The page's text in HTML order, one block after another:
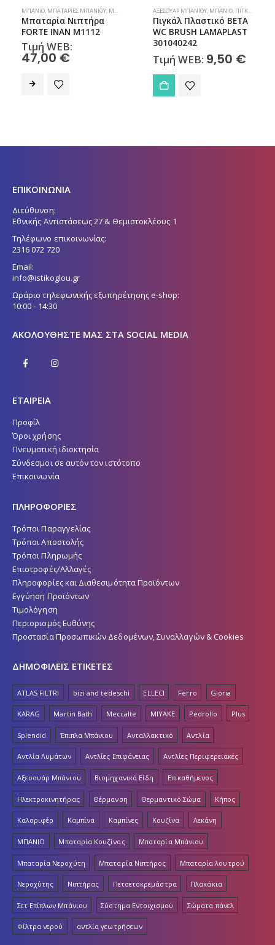
ΜΠΆΝΙΟ, ΜΠΑΤΑΡΊΕΣ ΜΠΆΝΙΟΥ, ΜΠΑΤΑΡΊΕΣ ΝΙΠΤΉΡΑ
Μπαταρία Νιπτήρα
FORTE INAN M1112
Τιμή WEB:
47,00 €
ΑΞΕΣΟΥΆΡ ΜΠΆΝΙΟΥ, ΜΠΆΝΙΟ, ΠΙΓΚΆΛ
Πιγκάλ Πλαστικό BETA
WC BRUSH LAMAPLAST
301040242
Τιμή WEB: 9,50 €
ΕΠΙΚΟΙΝΩΝΙΑ
Διεύθυνση:
Εθνικής Αντιστάσεως 27 & Θεμιστοκλέους 1
Τηλέφωνο επικοινωνίας:
2316 072 720
Email:
info@istikoglou.gr
Ωράριο τηλεφωνικής εξυπηρέτησης e-shop:
10:00 - 14:30
ΑΚΟΛΟΥΘΉΣΤΕ ΜΑΣ ΣΤΑ SOCIAL MEDIA
ΕΤΑΙΡΕΙΑ
Προφίλ
Όροι χρήσης
Πνευματική ιδιοκτησία
Σύνδεσμοι σε αυτόν τον ιστότοπο
Επικοινωνία
ΠΛΗΡΟΦΟΡΙΕΣ
Τρόποι Παραγγελίας
Τρόποι Αποστολής
Τρόποι Πληρωμής
Επιστροφές/Αλλαγές
Πληροφορίες και Διαθεσιμότητα Προϊόντων
Εγγύηση Προϊόντων
Τιμολόγηση
Περιορισμός Ευθύνης
Προστασία Προσωπικών Δεδομένων, Συναλλαγών & Cookies
ΔΗΜΟΦΙΛΕΙΣ ΕΤΙΚΕΤΕΣ
ATLAS FILTRI bizi and tedeschi ELLECI Ferro Gloria
KARAG Martin Bath Meccalte MIYAKE Pedrollo Plus
Splendid Έπιπλα Μπάνιου Ανταλλακτικό Αντλία
Αντλία Λυμάτων Αντλίες Επιφάνειας Αντλίες Περιφερειακές
Αξεσουάρ Μπάνιου Βιομηχανικά Είδη Επικαθήμενος
Ηλεκτροκινητήρας Θέρμανση Θερμαντικό Σώμα Κήπος
Καλοριφέρ Καμπίνα Καμπίνες Κουζίνα Λεκάνη
ΜΠΑΝΙΟ Μπαταρία Κουζίνας Μπαταρία Μπάνιου
Μπαταρία Νεροχύτη Μπαταρία Νιπτήρος Μπαταρία λουτρού
Νεροχύτης Νιπτήρας Πετσετοκρεμάστρα Πλακάκια
Σετ Επίπλων Μπάνιου Σύστημα Εντοιχισμού Σώματα πάνελ
Φίλτρα νερού αντλία γεωτρήσεων